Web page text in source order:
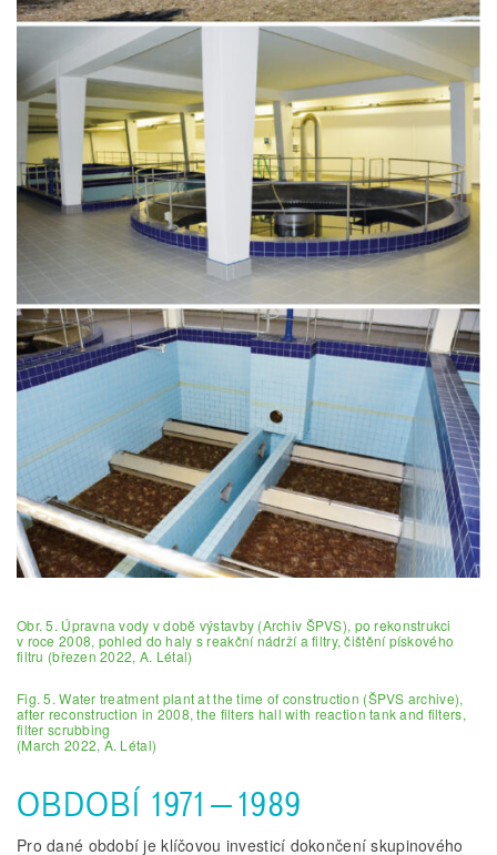
Obr. 5. Úpravna vody v době výstavby (Archiv ŠPVS), po rekonstrukci
v roce 2008, pohled do haly s reakční nádrží a filtry, čištění pískového
filtru (březen 2022, A. Létal)
Fig. 5. Water treatment plant at the time of construction (ŠPVS archive),
after reconstruction in 2008, the filters hall with reaction tank and filters,
filter scrubbing
(March 2022, A. Létal)
OBDOBÍ 1971–1989
Pro dané období je klíčovou investicí dokončení skupinového